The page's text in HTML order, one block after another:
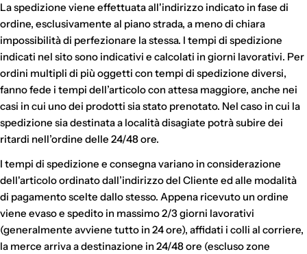
La spedizione viene effettuata all'indirizzo indicato in fase di
ordine, esclusivamente al piano strada, a meno di chiara
impossibilità di perfezionare la stessa. I tempi di spedizione
indicati nel sito sono indicativi e calcolati in giorni lavorativi. Per
ordini multipli di più oggetti con tempi di spedizione diversi,
fanno fede i tempi dell’articolo con attesa maggiore, anche nei
casi in cui uno dei prodotti sia stato prenotato. Nel caso in cui la
spedizione sia destinata a località disagiate potrà subire dei
ritardi nell’ordine delle 24/48 ore.
I tempi di spedizione e consegna variano in considerazione
dell'articolo ordinato dall’indirizzo del Cliente ed alle modalità
di pagamento scelte dallo stesso. Appena ricevuto un ordine
viene evaso e spedito in massimo 2/3 giorni lavorativi
(generalmente avviene tutto in 24 ore), affidati i colli al corriere,
la merce arriva a destinazione in 24/48 ore (escluso zone